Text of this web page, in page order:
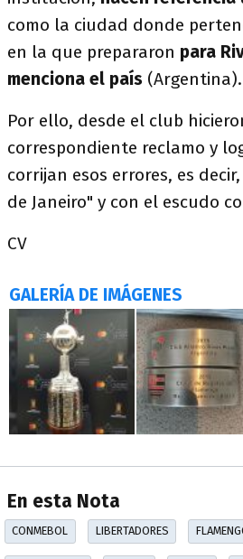
como la ciudad donde
en la que prepararon para
menciona el país (Argentina).
Por ello, desde el club
correspondiente reclamo y
corrijan esos errores, es
de Janeiro" y con el escudo
CV
GALERÍA DE IMÁGENES
En esta Nota
CONMEBOL LIBERTADORES